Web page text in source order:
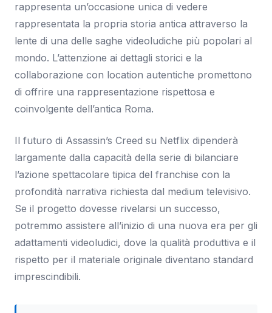
rappresenta un’occasione unica di vedere
rappresentata la propria storia antica attraverso la
lente di una delle saghe videoludiche più popolari al
mondo. L’attenzione ai dettagli storici e la
collaborazione con location autentiche promettono
di offrire una rappresentazione rispettosa e
coinvolgente dell’antica Roma.
Il futuro di Assassin’s Creed su Netflix dipenderà
largamente dalla capacità della serie di bilanciare
l’azione spettacolare tipica del franchise con la
profondità narrativa richiesta dal medium televisivo.
Se il progetto dovesse rivelarsi un successo,
potremmo assistere all’inizio di una nuova era per gli
adattamenti videoludici, dove la qualità produttiva e il
rispetto per il materiale originale diventano standard
imprescindibili.